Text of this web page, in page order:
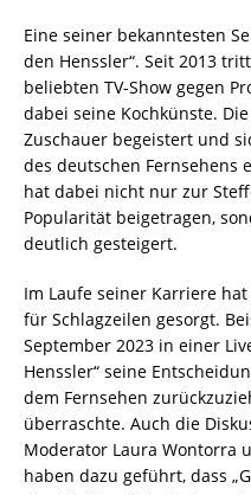
Eine seiner bekanntesten
den Henssler“. Seit 2013
beliebten TV-Show gegen
dabei seine Kochkünste.
Zuschauer begeistert und
des deutschen Fernsehens
hat dabei nicht nur zur
Popularität beigetragen,
deutlich gesteigert.
Im Laufe seiner Karriere
für Schlagzeilen gesorgt.
September 2023 in einer
Henssler“ seine
dem Fernsehen
überraschte. Auch die
Moderator Laura Wontorra
haben dazu geführt, dass